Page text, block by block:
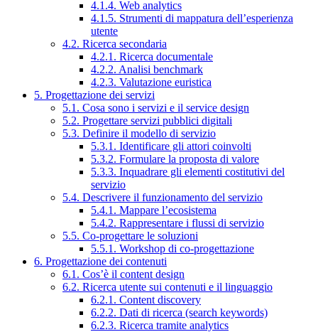
4.1.4. Web analytics
4.1.5. Strumenti di mappatura dell’esperienza
utente
4.2. Ricerca secondaria
4.2.1. Ricerca documentale
4.2.2. Analisi benchmark
4.2.3. Valutazione euristica
5. Progettazione dei servizi
5.1. Cosa sono i servizi e il service design
5.2. Progettare servizi pubblici digitali
5.3. Definire il modello di servizio
5.3.1. Identificare gli attori coinvolti
5.3.2. Formulare la proposta di valore
5.3.3. Inquadrare gli elementi costitutivi del
servizio
5.4. Descrivere il funzionamento del servizio
5.4.1. Mappare l’ecosistema
5.4.2. Rappresentare i flussi di servizio
5.5. Co-progettare le soluzioni
5.5.1. Workshop di co-progettazione
6. Progettazione dei contenuti
6.1. Cos’è il content design
6.2. Ricerca utente sui contenuti e il linguaggio
6.2.1. Content discovery
6.2.2. Dati di ricerca (search keywords)
6.2.3. Ricerca tramite analytics